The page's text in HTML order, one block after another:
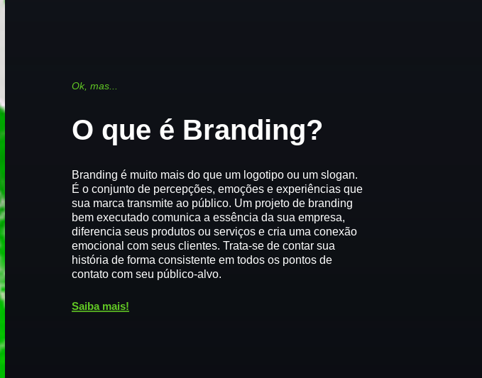
Ok, mas...
O que é Branding?
Branding é muito mais do que um logotipo ou um slogan.
É o conjunto de percepções, emoções e experiências que
sua marca transmite ao público. Um projeto de branding
bem executado comunica a essência da sua empresa,
diferencia seus produtos ou serviços e cria uma conexão
emocional com seus clientes. Trata-se de contar sua
história de forma consistente em todos os pontos de
contato com seu público-alvo.
Saiba mais!